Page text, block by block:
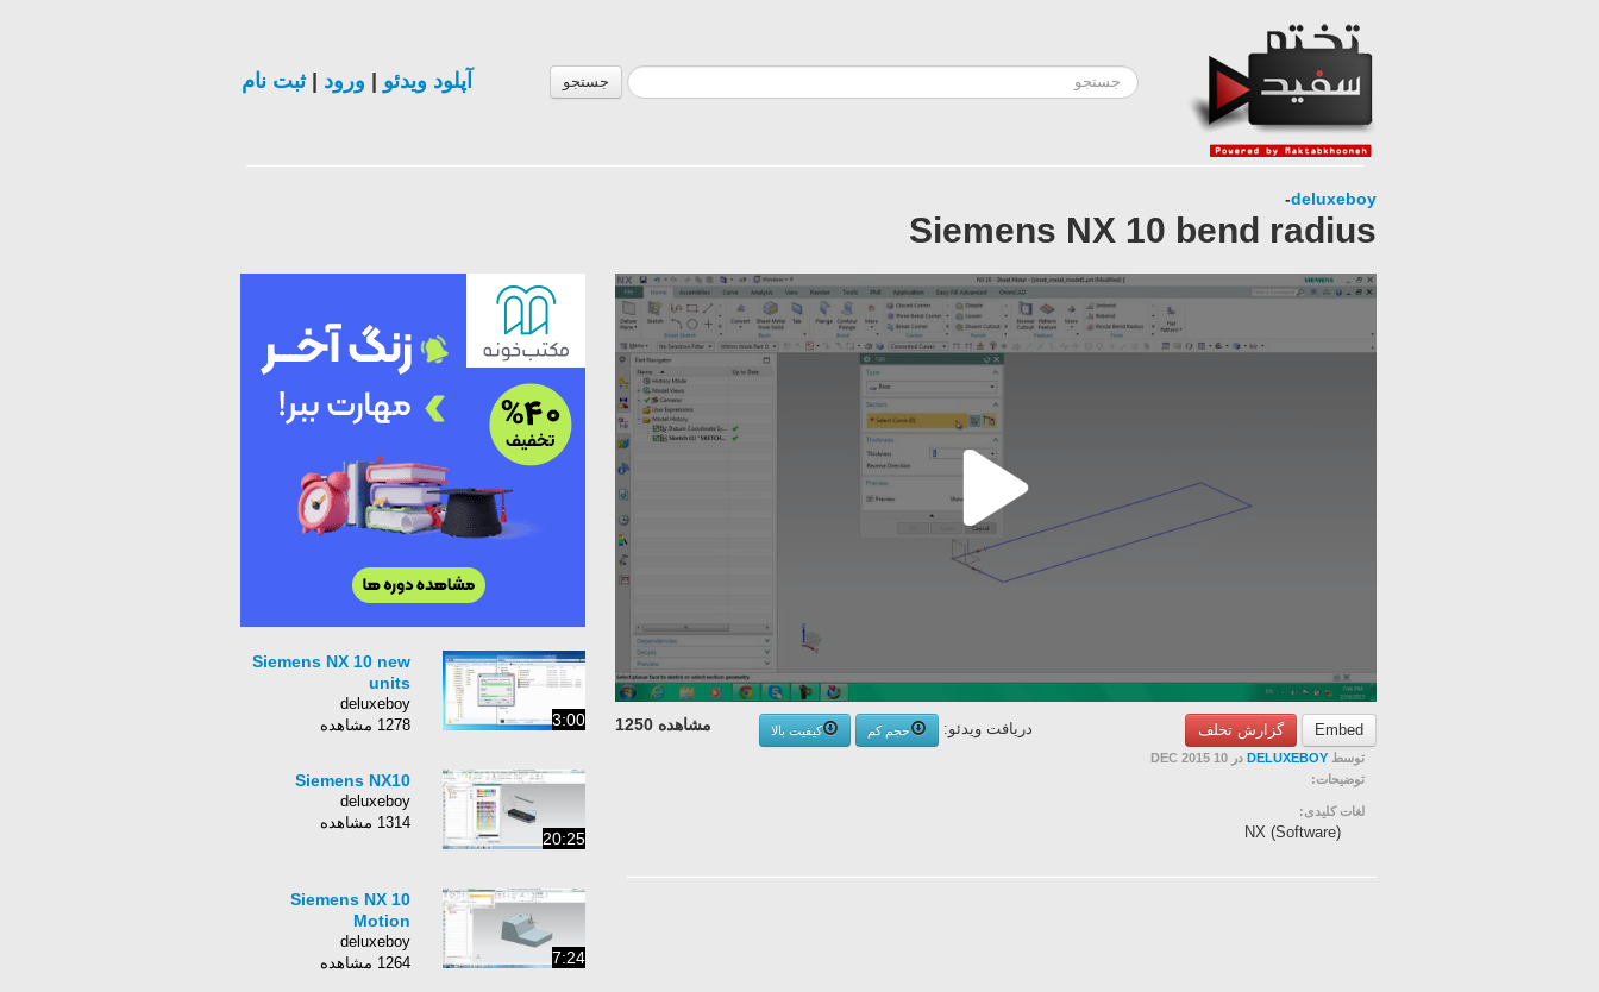
جستجو آپلود ویدئو ورود |ثبت نام
deluxeboy
-
Siemens NX 10 bend radius
Embed گزارش تخلف مشاهده 1250 دریافت ویدئو: حجم کم
کیفیت بالا
توسط DELUXEBOY در 10 DEC 2015
توضیحات:
لغات کلیدی:
NX (Software)
3:00
Siemens NX 10 new
units
deluxeboy
1278 مشاهده
20:25
Siemens NX10
deluxeboy
1314 مشاهده
7:24
Siemens NX 10
Motion
deluxeboy
1264 مشاهده